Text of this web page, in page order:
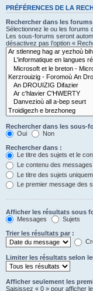
PRÉFÉRENCES DE LA
Rechercher dans les
Sélectionnez le ou les forums
Les sous-forums seront
désactivez pas l’option «
Rechercher dans les sous-
Oui
Non
Rechercher dans :
Le titre des sujets et le
Le contenu des
Le titre des sujets
Le premier message des
Afficher les résultats sous
Messages
Sujets
Trier les résultats par :
Limiter les résultats selon
Afficher seulement les
Saisissez « 0 » pour afficher